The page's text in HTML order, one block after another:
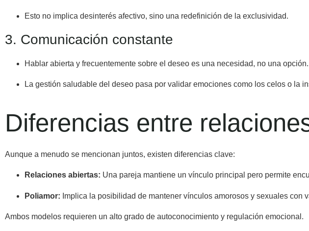
Esto no implica desinterés afectivo, sino una redefinición de la exclusividad.
3. Comunicación constante
Hablar abierta y frecuentemente sobre el deseo es una necesidad, no una opción.
La gestión saludable del deseo pasa por validar emociones como los celos o la
Diferencias entre
Aunque a menudo se mencionan juntos, existen diferencias clave:
Relaciones abiertas: Una pareja mantiene un vínculo principal pero permite
Poliamor: Implica la posibilidad de mantener vínculos amorosos y sexuales
Ambos modelos requieren un alto grado de autoconocimiento y regulación emocional.